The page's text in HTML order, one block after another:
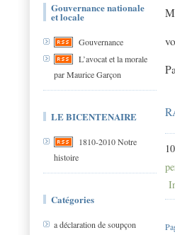
Gouvernance nationale
et locale
Gouvernance
L’avocat et la morale
par Maurice Garçon
LE BICENTENAIRE
1810-2010 Notre
histoire
Catégories
a déclaration de soupçon